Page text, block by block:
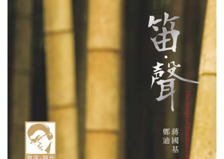
爱不释手。这辑唱片还有纯音乐伴
奏版随送，是粤乐迷和广大乐迷不
容错失之选择。